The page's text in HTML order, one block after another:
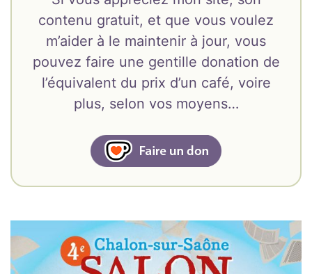
contenu gratuit, et que vous voulez
m’aider à le maintenir à jour, vous
pouvez faire une gentille donation de
l’équivalent du prix d’un café, voire
plus, selon vos moyens…